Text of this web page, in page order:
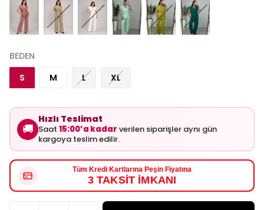
BEDEN
S
M L XL
🚚
Hızlı Teslimat
Saat 15:00’a kadar verilen siparişler aynı gün
kargoya teslim edilir.
Tüm Kredi Kartlarına Peşin Fiyatına
3 TAKSİT İMKANI